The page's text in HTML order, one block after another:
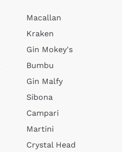
Macallan
Kraken
Gin Mokey's
Bumbu
Gin Malfy
Sibona
Campari
Martini
Crystal Head